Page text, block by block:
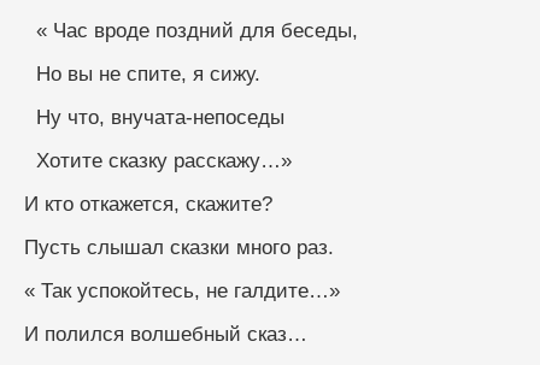
  « Час вроде поздний для беседы,
  Но вы не спите, я сижу.
  Ну что, внучата-непоседы
  Хотите сказку расскажу…»
И кто откажется, скажите?
Пусть слышал сказки много раз.
« Так успокойтесь, не галдите…»
И полился волшебный сказ…